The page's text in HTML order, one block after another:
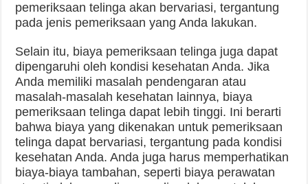
pemeriksaan telinga akan bervariasi, tergantung
pada jenis pemeriksaan yang Anda lakukan.
Selain itu, biaya pemeriksaan telinga juga dapat
dipengaruhi oleh kondisi kesehatan Anda. Jika
Anda memiliki masalah pendengaran atau
masalah-masalah kesehatan lainnya, biaya
pemeriksaan telinga dapat lebih tinggi. Ini berarti
bahwa biaya yang dikenakan untuk pemeriksaan
telinga dapat bervariasi, tergantung pada kondisi
kesehatan Anda. Anda juga harus memperhatikan
biaya-biaya tambahan, seperti biaya perawatan